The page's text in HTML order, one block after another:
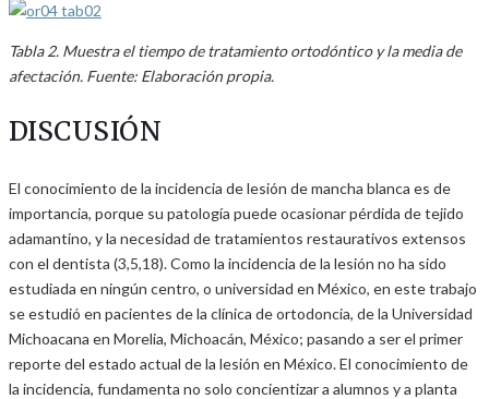
Tabla 2. Muestra el tiempo de tratamiento ortodóntico y la media de
afectación. Fuente: Elaboración propia.
DISCUSIÓN
El conocimiento de la incidencia de lesión de mancha blanca es de
importancia, porque su patología puede ocasionar pérdida de tejido
adamantino, y la necesidad de tratamientos restaurativos extensos
con el dentista (3,5,18). Como la incidencia de la lesión no ha sido
estudiada en ningún centro, o universidad en México, en este trabajo
se estudió en pacientes de la clínica de ortodoncia, de la Universidad
Michoacana en Morelia, Michoacán, México; pasando a ser el primer
reporte del estado actual de la lesión en México. El conocimiento de
la incidencia, fundamenta no solo concientizar a alumnos y a planta